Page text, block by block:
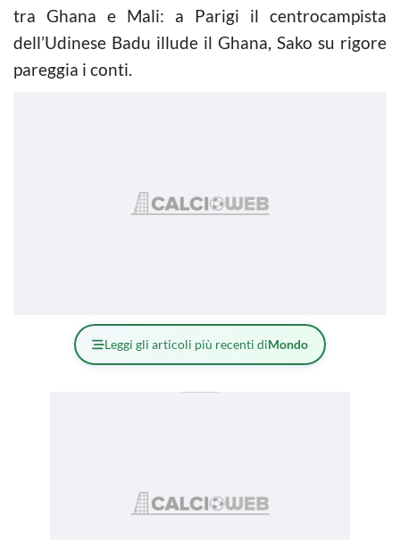
tra Ghana e Mali: a Parigi il centrocampista
dell’Udinese Badu illude il Ghana, Sako su rigore
pareggia i conti.
Leggi gli articoli più recenti diMondo